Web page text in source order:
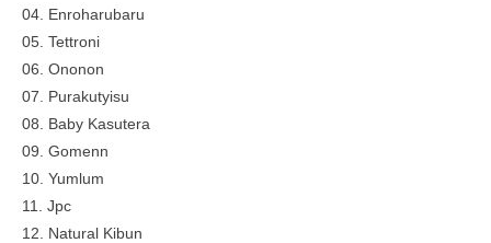
04. Enroharubaru
05. Tettroni
06. Ononon
07. Purakutyisu
08. Baby Kasutera
09. Gomenn
10. Yumlum
11. Jpc
12. Natural Kibun